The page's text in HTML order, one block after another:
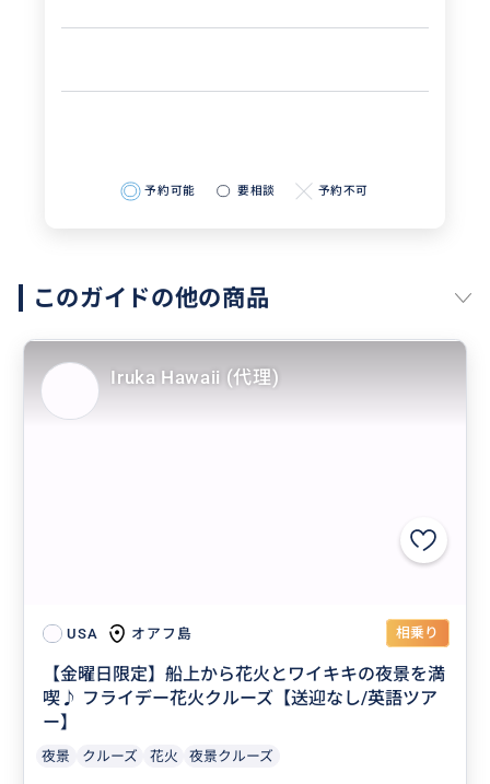
予約可能 要相談 予約不可
このガイドの他の商品
USA オアフ島 相乗り
【金曜日限定】船上から花火とワイキキの夜景を満
喫♪ フライデー花火クルーズ【送迎なし/英語ツア
ー】
夜景 クルーズ 花火 夜景クルーズ
Iruka Hawaii (代理)